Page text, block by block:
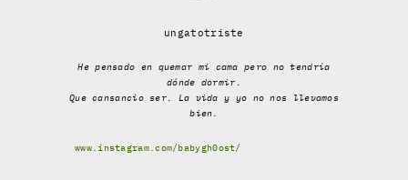
ungatotriste
He pensado en quemar mi cama pero no tendría
dónde dormir.
Que cansancio ser. La vida y yo no nos llevamos
bien.
www.instagram.com/babygh0ost/